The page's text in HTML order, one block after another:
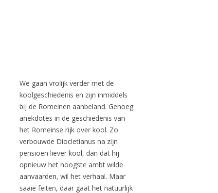
We gaan vrolijk verder met de
koolgeschiedenis en zijn inmiddels
bij de Romeinen aanbeland. Genoeg
anekdotes in de geschiedenis van
het Romeinse rijk over kool. Zo
verbouwde Diocletianus na zijn
pensioen liever kool, dan dat hij
opnieuw het hoogste ambt wilde
aanvaarden, wil het verhaal. Maar
saaie feiten, daar gaat het natuurlijk